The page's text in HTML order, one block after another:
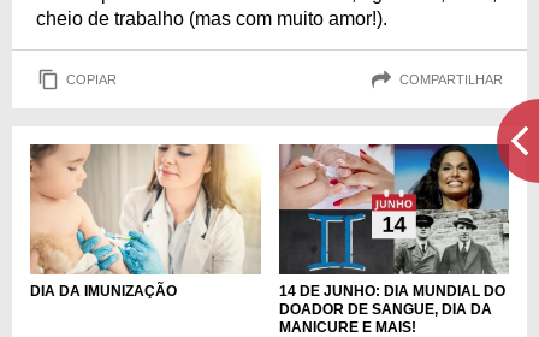
cheio de trabalho (mas com muito amor!).
COPIAR COMPARTILHAR
DIA DA IMUNIZAÇÃO
14 DE JUNHO: DIA MUNDIAL DO
DOADOR DE SANGUE, DIA DA
MANICURE E MAIS!